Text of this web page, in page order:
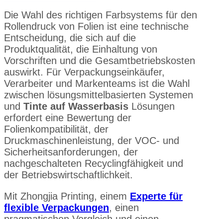
Die Wahl des richtigen Farbsystems für den
Rollendruck von Folien ist eine technische
Entscheidung, die sich auf die
Produktqualität, die Einhaltung von
Vorschriften und die Gesamtbetriebskosten
auswirkt. Für Verpackungseinkäufer,
Verarbeiter und Markenteams ist die Wahl
zwischen lösungsmittelbasierten Systemen
und Tinte auf Wasserbasis Lösungen
erfordert eine Bewertung der
Folienkompatibilität, der
Druckmaschinenleistung, der VOC- und
Sicherheitsanforderungen, der
nachgeschalteten Recyclingfähigkeit und
der Betriebswirtschaftlichkeit.
Mit Zhongjia Printing, einem Experte für
flexible Verpackungen, einen